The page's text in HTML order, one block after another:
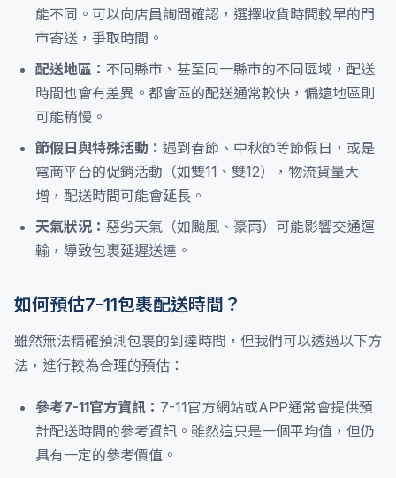
能不同。可以向店員詢問確認，選擇收貨時間較早的門
市寄送，爭取時間。
配送地區： 不同縣市、甚至同一縣市的不同區域，配送
時間也會有差異。都會區的配送通常較快，偏遠地區則
可能稍慢。
節假日與特殊活動： 遇到春節、中秋節等節假日，或是
電商平台的促銷活動（如雙11、雙12），物流貨量大
增，配送時間可能會延長。
天氣狀況： 惡劣天氣（如颱風、豪雨）可能影響交通運
輸，導致包裹延遲送達。
如何預估7-11包裹配送時間？
雖然無法精確預測包裹的到達時間，但我們可以透過以下方
法，進行較為合理的預估：
參考7-11官方資訊： 7-11官方網站或APP通常會提供預
計配送時間的參考資訊。雖然這只是一個平均值，但仍
具有一定的參考價值。